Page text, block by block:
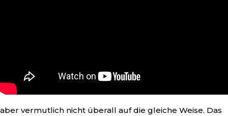
aber vermutlich nicht überall auf die gleiche Weise. Das